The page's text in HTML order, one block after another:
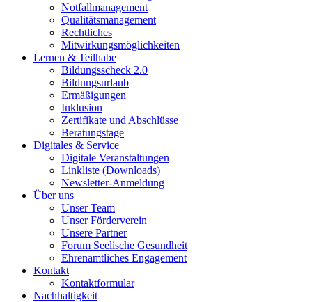
Notfallmanagement
Qualitätsmanagement
Rechtliches
Mitwirkungsmöglichkeiten
Lernen & Teilhabe
Bildungsscheck 2.0
Bildungsurlaub
Ermäßigungen
Inklusion
Zertifikate und Abschlüsse
Beratungstage
Digitales & Service
Digitale Veranstaltungen
Linkliste (Downloads)
Newsletter-Anmeldung
Über uns
Unser Team
Unser Förderverein
Unsere Partner
Forum Seelische Gesundheit
Ehrenamtliches Engagement
Kontakt
Kontaktformular
Nachhaltigkeit